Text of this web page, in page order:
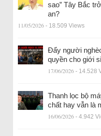
sao” Tây Bắc
an?
11/05/2026 - 18.509 Views
Đẩy người
quyền cho giới
17/06/2026 - 14.528
Thanh lọc bộ
chất hay vẫn là
16/06/2026 - 4.942